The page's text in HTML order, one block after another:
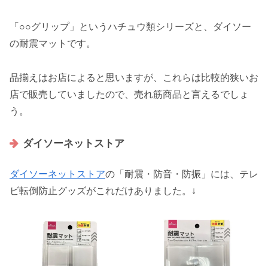
「○○グリップ」というハチュウ類シリーズと、ダイソー
の耐震マットです。
品揃えはお店によると思いますが、これらは比較的狭いお
店で販売していましたので、売れ筋商品と言えるでしょ
う。
ダイソーネットストア
ダイソーネットストアの「耐震・防音・防振」には、テレ
ビ転倒防止グッズがこれだけありました。↓